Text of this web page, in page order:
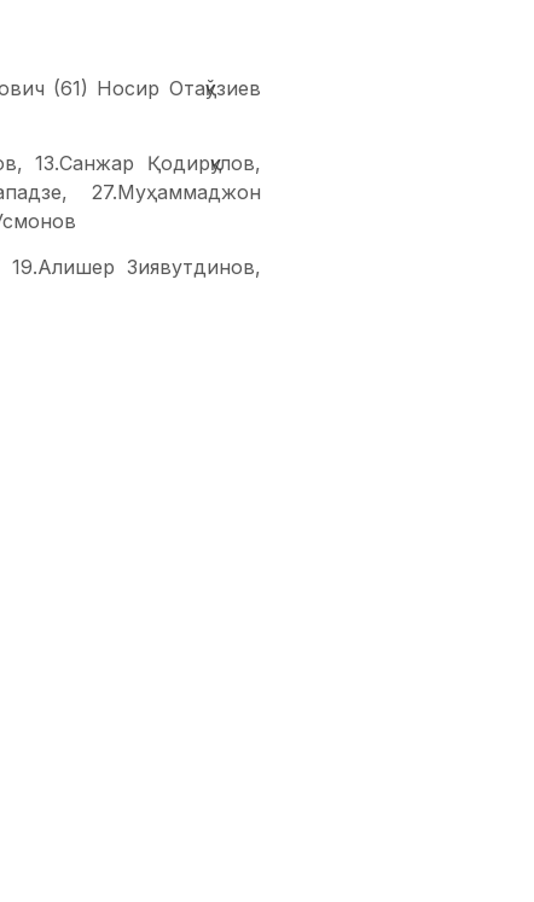
(61) Носир Отақўзиев
13.Санжар Қодирқулов,
27.Муҳаммаджон
Зиявутдинов,